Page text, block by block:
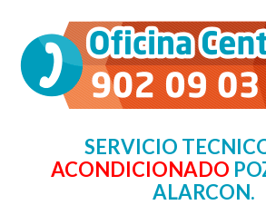
SERVICIO
ACONDICIONADO
ALARCON.